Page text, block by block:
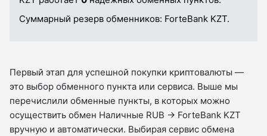
Суммарный резерв обменников: ForteBank KZT.
Первый этап для успешной покупки криптовалюты —
это выбор обменного пункта или сервиса. Выше мы
перечислили обменные пункты, в которых можно
осуществить обмен Наличные RUB → ForteBank KZT
вручную и автоматически. Выбирая сервис обмена